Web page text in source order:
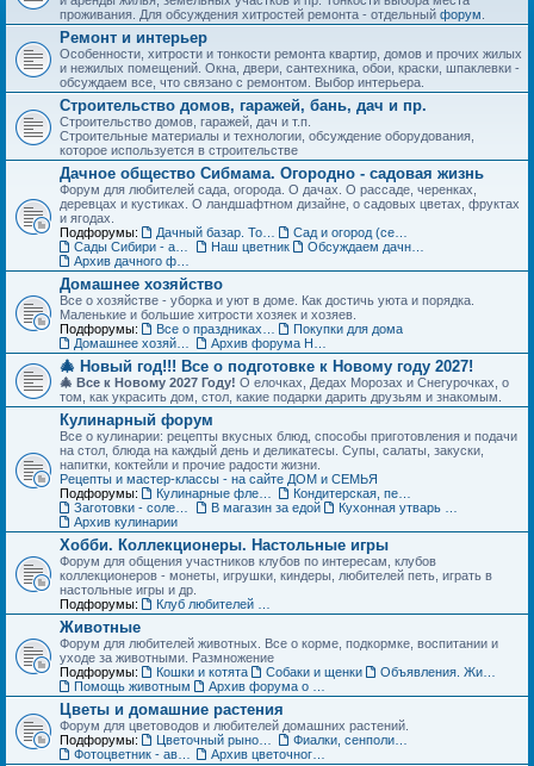
проживания. Для обсуждения хитростей ремонта - отдельный форум
Ремонт и интерьер
Особенности, хитрости и тонкости ремонта квартир, домов и прочих жилых
и нежилых помещений. Окна, двери, сантехника, обои, краски, шпаклевки -
обсуждаем все, что связано с ремонтом. Выбор интерьера.
Строительство домов, гаражей, бань, дач и пр.
Строительство домов, гаражей, дач и т.п.
Строительные материалы и технологии, обсуждение оборудования,
которое используется в строительстве
Дачное общество Сибмама. Огородно - садовая жизнь
Форум для любителей сада, огорода. О дачах. О рассаде, черенках,
деревцах и кустиках. О ландшафтном дизайне, о садовых цветах, фруктах
и ягодах.
Подфорумы:
Наш цветник
Домашнее хозяйство
Все о хозяйстве - уборка и уют в доме. Как достичь уюта и порядка.
Маленькие и большие хитрости хозяек и хозяев.
Подфорумы:
Покупки для дома
🎄 Новый год!!! Все о подготовке к Новому году 2027!
🎄 Все к Новому 2027 Году! О елочках, Дедах Морозах и Снегурочках, о
том, как украсить дом, стол, какие подарки дарить друзьям и знакомым.
Кулинарный форум
Все о кулинарии: рецепты вкусных блюд, способы приготовления и подачи
на стол, блюда на каждый день и деликатесы. Супы, салаты, закуски,
напитки, коктейли и прочие радости жизни.
Рецепты и мастер-классы - на сайте ДОМ и СЕМЬЯ
Подфорумы:
В магазин за едой
Архив кулинарии
Хобби. Коллекционеры. Настольные игры
Форум для общения участников клубов по интересам, клубов
коллекционеров - монеты, игрушки, киндеры, любителей петь, играть в
настольные игры и др.
Подфорумы:
Животные
Форум для любителей животных. Все о корме, подкормке, воспитании и
уходе за животными. Размножение
Подфорумы:
Кошки и котята Собаки и щенки
Помощь животным
Цветы и домашние растения
Форум для цветоводов и любителей домашних растений.
Подфорумы: